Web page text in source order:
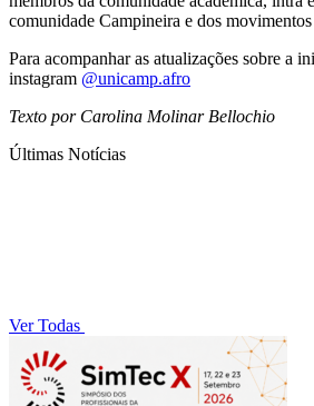
comunidade Campineira e dos
Para acompanhar as atualizações sobre a
instagram @unicamp.afro
Texto por Carolina Molinar Bellochio
Últimas Notícias
Ver Todas